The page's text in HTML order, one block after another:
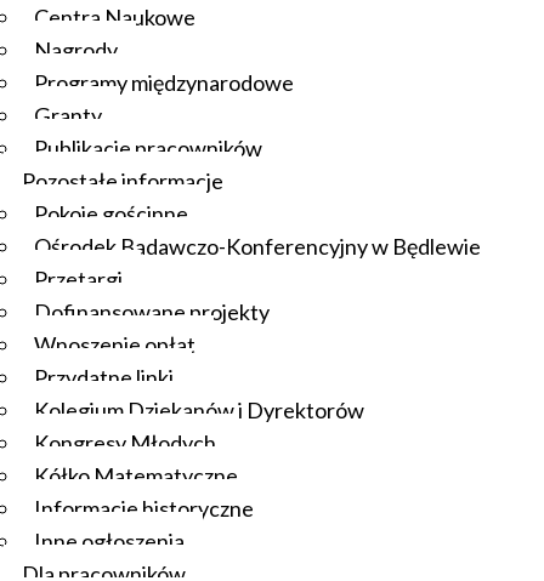
Centra Naukowe
Nagrody
Programy międzynarodowe
Granty
Publikacje pracowników
Pozostałe informacje
Pokoje gościnne
Ośrodek Badawczo-Konferencyjny w Będlewie
Przetargi
Dofinansowane projekty
Wnoszenie opłat
Przydatne linki
Kolegium Dziekanów i Dyrektorów
Kongresy Młodych
Kółko Matematyczne
Informacje historyczne
Inne ogłoszenia
Dla pracowników